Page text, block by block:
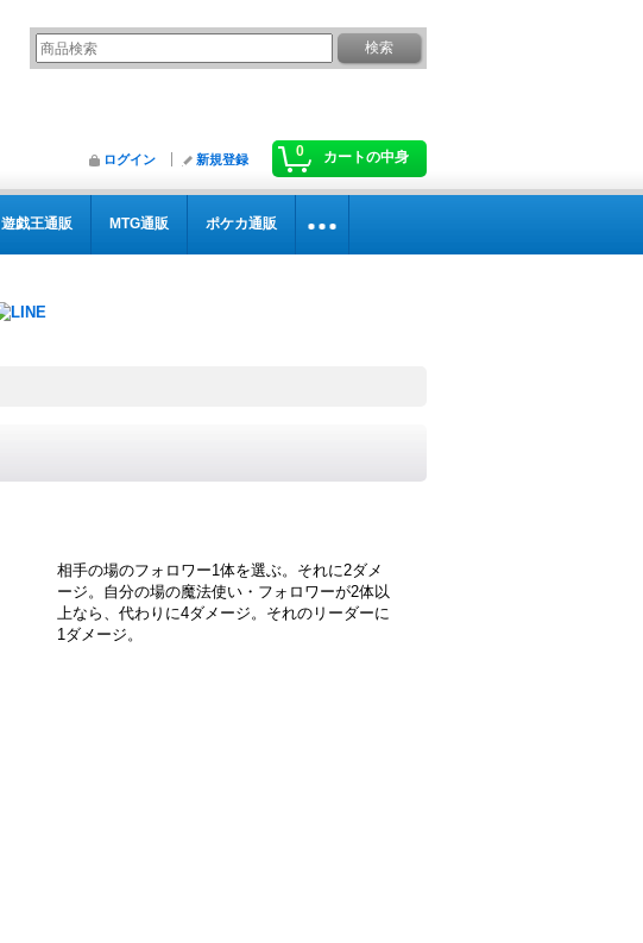
0 カートの中身
ログイン 新規登録
遊戯王通販 MTG通販 ポケカ通販
相手の場のフォロワー1体を選ぶ。それに2ダメ
ージ。自分の場の魔法使い・フォロワーが2体以
上なら、代わりに4ダメージ。それのリーダーに
1ダメージ。